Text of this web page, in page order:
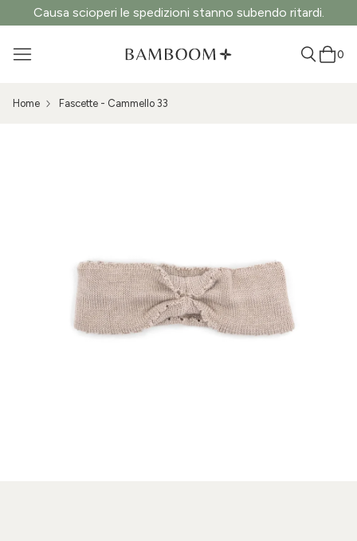
Causa scioperi le spedizioni stanno subendo ritardi.
0
Home Fascette - Cammello 33